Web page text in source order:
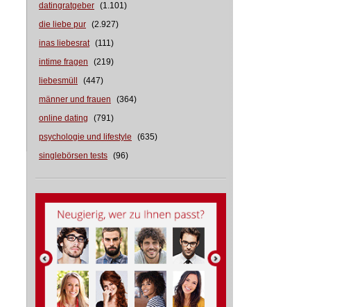
datingratgeber (1.101)
die liebe pur (2.927)
inas liebesrat (111)
intime fragen
(219)
liebesmüll
(447)
männer und frauen
(364)
online dating
(791)
psychologie und lifestyle
(635)
singlebörsen tests (96)